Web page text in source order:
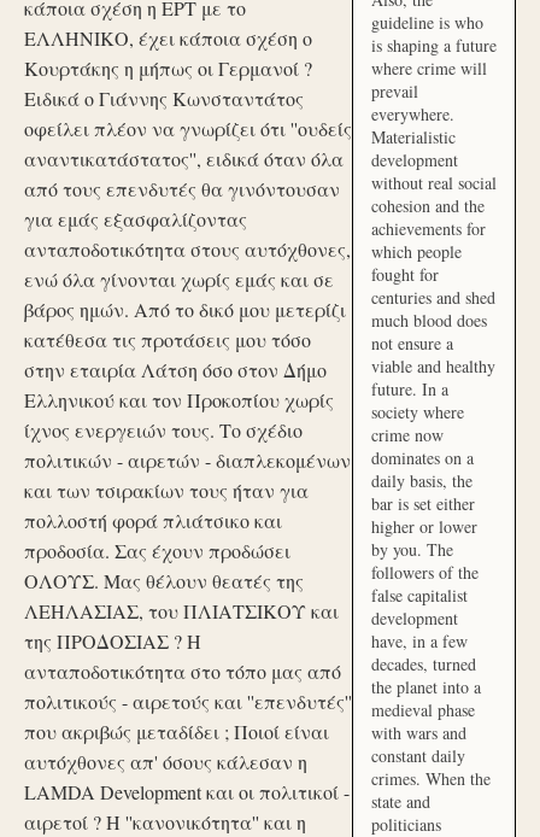
κάποια σχέση η ΕΡΤ με το
ΕΛΛΗΝΙΚΟ, έχει κάποια σχέση ο
Κουρτάκης η μήπως οι Γερμανοί ?
Ειδικά ο Γιάννης Κωνσταντάτος
οφείλει πλέον να γνωρίζει ότι ''ουδείς
αναντικατάστατος'', ειδικά όταν όλα
από τους επενδυτές θα γινόντουσαν
για εμάς εξασφαλίζοντας
ανταποδοτικότητα στους αυτόχθονες,
ενώ όλα γίνονται χωρίς εμάς και σε
βάρος ημών. Από το δικό μου μετερίζι
κατέθεσα τις προτάσεις μου τόσο
στην εταιρία Λάτση όσο στον Δήμο
Ελληνικού και τον Προκοπίου χωρίς
ίχνος ενεργειών τους. Το σχέδιο
πολιτικών - αιρετών - διαπλεκομένων
και των τσιρακίων τους ήταν για
πολλοστή φορά πλιάτσικο και
προδοσία. Σας έχουν προδώσει
ΟΛΟΥΣ. Μας θέλουν θεατές της
ΛΕΗΛΑΣΙΑΣ, του ΠΛΙΑΤΣΙΚΟΥ και
της ΠΡΟΔΟΣΙΑΣ ? Η
ανταποδοτικότητα στο τόπο μας από
πολιτικούς - αιρετούς και ''επενδυτές''
που ακριβώς μεταδίδει ; Ποιοί είναι
αυτόχθονες απ' όσους κάλεσαν η
LAMDA Development και οι πολιτικοί -
αιρετοί ? Η ''κανονικότητα'' και η
guideline is who
is shaping a future
where crime will
prevail
everywhere.
Materialistic
development
without real social
cohesion and the
achievements for
which people
fought for
centuries and shed
much blood does
not ensure a
viable and healthy
future. In a
society where
crime now
dominates on a
daily basis, the
bar is set either
higher or lower
by you. The
followers of the
false capitalist
development
have, in a few
decades, turned
the planet into a
medieval phase
with wars and
constant daily
crimes. When the
state and
politicians